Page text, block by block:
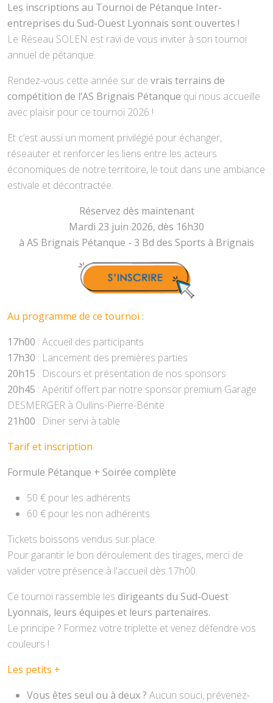
Les inscriptions au Tournoi de Pétanque Inter-
entreprises du Sud-Ouest Lyonnais sont ouvertes !
Le Réseau SOLEN est ravi de vous inviter à son tournoi
annuel de pétanque.
Rendez-vous cette année sur de vrais terrains de
compétition de l’AS Brignais Pétanque qui nous accueille
avec plaisir pour ce tournoi 2026 !
Et c’est aussi un moment privilégié pour échanger,
réseauter et renforcer les liens entre les acteurs
économiques de notre territoire, le tout dans une ambiance
estivale et décontractée.
Réservez dès maintenant
Mardi 23 juin 2026, dès 16h30
à AS Brignais Pétanque - 3 Bd des Sports à Brignais
Au programme de ce tournoi :
17h00 : Accueil des participants
17h30 : Lancement des premières parties
20h15 : Discours et présentation de nos sponsors
20h45 : Apéritif offert par notre sponsor premium Garage
DESMERGER à Oullins-Pierre-Bénite
21h00 : Diner servi à table
Tarif et inscription
Formule Pétanque + Soirée complète
50 € pour les adhérents
60 € pour les non adhérents.
Tickets boissons vendus sur place.
Pour garantir le bon déroulement des tirages, merci de
valider votre présence à l'accueil dès 17h00.
Ce tournoi rassemble les dirigeants du Sud-Ouest
Lyonnais, leurs équipes et leurs partenaires.
Le principe ? Formez votre triplette et venez défendre vos
couleurs !
Les petits +
Vous êtes seul ou à deux ? Aucun souci, prévenez-